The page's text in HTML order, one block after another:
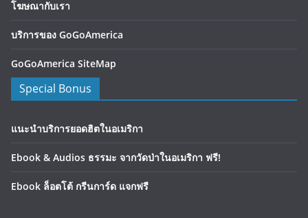
โฆษณากับเรา
บริการของ GoGoAmerica
GoGoAmerica SiteMap
Special Bonus
แนะนำบริการยอดฮิตในอเมริกา
Ebook & Audios ธรรมะ จากวัดป่าในอเมริกา ฟรี!
Ebook ล็อตโต้ กรีนการ์ด แจกฟรี